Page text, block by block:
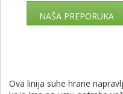
NAŠA PREPORUKA
Ova linija suhe hrane